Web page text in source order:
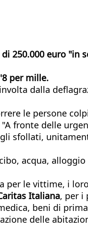
250.000 euro "in
per mille.
dalla
le persone
fronte delle
sfollati,
acqua,
per le vittime, i
Italiana, per i
beni di
delle